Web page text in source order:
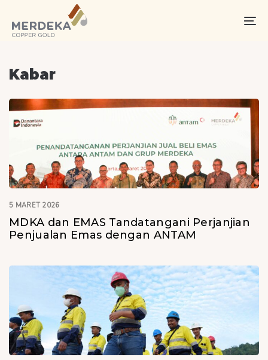
links
primary
Skip
content
Kabar
5 MARET 2026
MDKA dan EMAS Tandatangani Perjanjian
Penjualan Emas dengan ANTAM